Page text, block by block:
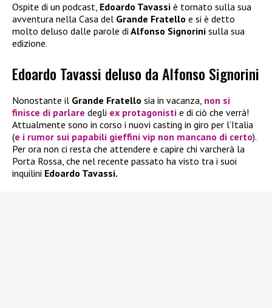
Ospite di un podcast, Edoardo Tavassi è tornato sulla sua
avventura nella Casa del Grande Fratello e si è detto
molto deluso dalle parole di Alfonso Signorini sulla sua
edizione.
Edoardo Tavassi deluso da Alfonso Signorini
Nonostante il Grande Fratello sia in vacanza, non si
finisce di parlare degli ex protagonisti e di ciò che verrà!
Attualmente sono in corso i nuovi casting in giro per l’Italia
(e i rumor sui papabili gieffini vip non mancano di certo).
Per ora non ci resta che attendere e capire chi varcherà la
Porta Rossa, che nel recente passato ha visto tra i suoi
inquilini Edoardo Tavassi.